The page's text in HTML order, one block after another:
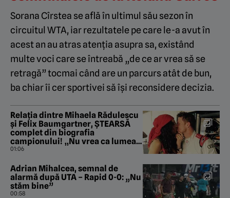
Sorana Cîrstea se află în ultimul său sezon în
circuitul WTA, iar rezultatele pe care le-a avut în
acest an au atras atenția asupra sa, existând
multe voci care se întreabă „de ce ar vrea să se
retragă” tocmai când are un parcurs atât de bun,
ba chiar îi cer sportivei să își reconsidere decizia.
Relația dintre Mihaela Rădulescu
și Felix Baumgartner, ȘTEARSĂ
complet din biografia
campionului! „Nu vrea ca lumea
să știe că a iubit fata din
01:06
Adrian Mihalcea, semnal de
alarmă după UTA – Rapid 0-0: „Nu
stăm bine”
00:58